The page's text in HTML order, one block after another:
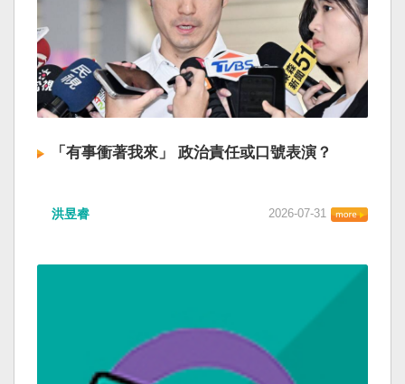
「有事衝著我來」 政治責任或口號表演？
洪昱睿 2026-07-31